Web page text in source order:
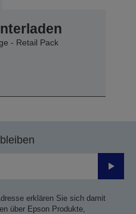
- Retail Pack
erklären Sie sich damit
über Epson Produkte,